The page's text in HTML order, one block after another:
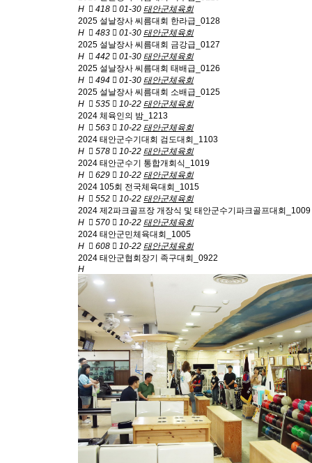
H
418 01-30 태안군체육회
2025 설날장사 씨름대회 한라급_0128
H
483 01-30 태안군체육회
2025 설날장사 씨름대회 금강급_0127
H
442 01-30 태안군체육회
2025 설날장사 씨름대회 태배급_0126
H
494 01-30 태안군체육회
2025 설날장사 씨름대회 소배급_0125
H
535 10-22 태안군체육회
2024 체육인의 밤_1213
H
563 10-22 태안군체육회
2024 태안군수기대회 검도대회_1103
H
578 10-22 태안군체육회
2024 태안군수기 통합개회식_1019
H
629 10-22 태안군체육회
2024 105회 전국체육대회_1015
H
552 10-22 태안군체육회
2024 제2파크골프장 개장식 및 태안군수기파크골프대회_1009
H
570 10-22 태안군체육회
2024 태안군민체육대회_1005
H
608 10-22 태안군체육회
2024 태안군협회장기 족구대회_0922
H